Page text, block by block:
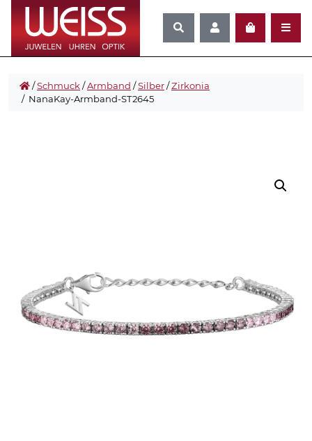
/Schmuck/Armband /Silber/Zirkonia
/ NanaKay-Armband-ST2645